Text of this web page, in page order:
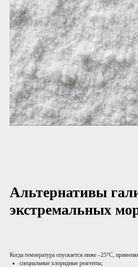
Альтернативы
экстремальных
Когда температура опускается ниже –25°C,
специальные хлоридные реагенты;